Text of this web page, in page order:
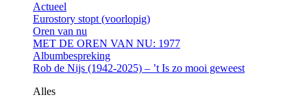
Actueel
Eurostory stopt (voorlopig)
Oren van nu
MET DE OREN VAN NU: 1977
Albumbespreking
Rob de Nijs (1942-2025) – ’t Is zo mooi geweest
Alles